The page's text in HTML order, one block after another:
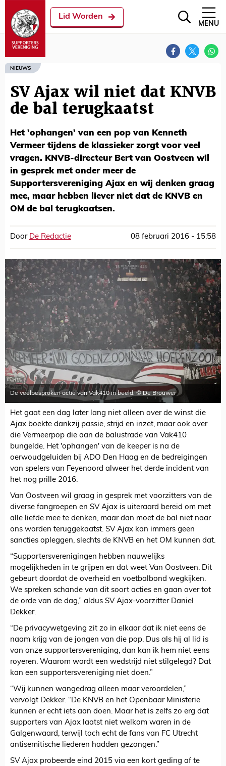
Lid Worden
MENU
NIEUWS
SV Ajax wil niet dat KNVB
de bal terugkaatst
Het 'ophangen' van een pop van Kenneth
Vermeer tijdens de klassieker zorgt voor veel
vragen. KNVB-directeur Bert van Oostveen wil
in gesprek met onder meer de
Supportersvereniging Ajax en wij denken graag
mee, maar hebben liever niet dat de KNVB en
OM de bal terugkaatsen.
Door De Redactie 08 februari 2016 - 15:58
De veelbesproken actie van Vak410 in beeld. © De Brouwer
Het gaat een dag later lang niet alleen over de winst die
Ajax boekte dankzij passie, strijd en inzet, maar ook over
die Vermeerpop die aan de balustrade van Vak410
bungelde. Het 'ophangen' van de keeper is na de
oerwoudgeluiden bij ADO Den Haag en de bedreigingen
van spelers van Feyenoord alweer het derde incident van
het nog prille 2016.
Van Oostveen wil graag in gesprek met voorzitters van de
diverse fangroepen en SV Ajax is uiteraard bereid om met
alle liefde mee te denken, maar dan moet de bal niet naar
ons worden teruggekaatst. SV Ajax kan immers geen
sancties opleggen, slechts de KNVB en het OM kunnen dat.
“Supportersverenigingen hebben nauwelijks
mogelijkheden in te grijpen en dat weet Van Oostveen. Dit
gebeurt doordat de overheid en voetbalbond wegkijken.
We spreken schande van dit soort acties en gaan over tot
de orde van de dag,” aldus SV Ajax-voorzitter Daniel
Dekker.
“De privacywetgeving zit zo in elkaar dat ik niet eens de
naam krijg van de jongen van die pop. Dus als hij al lid is
van onze supportersvereniging, dan kan ik hem niet eens
royeren. Waarom wordt een wedstrijd niet stilgelegd? Dat
kan een supportersvereniging niet doen.”
“Wij kunnen wangedrag alleen maar veroordelen,”
vervolgt Dekker. “De KNVB en het Openbaar Ministerie
kunnen er echt iets aan doen. Maar het is zelfs zo erg dat
supporters van Ajax laatst niet welkom waren in de
Galgenwaard, terwijl toch echt de fans van FC Utrecht
antisemitische liederen hadden gezongen.”
SV Ajax probeerde eind 2015 via een kort geding af te